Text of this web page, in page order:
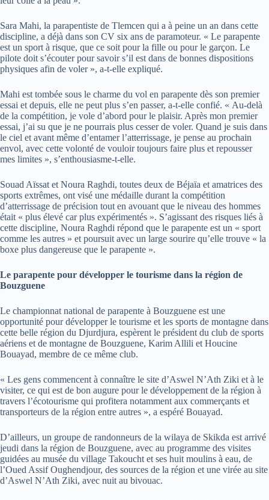
Sara Mahi, la parapentiste de Tlemcen qui a à peine un an dans cette
discipline, a déjà dans son CV six ans de paramoteur. « Le parapente
est un sport à risque, que ce soit pour la fille ou pour le garçon. Le
pilote doit s’écouter pour savoir s’il est dans de bonnes dispositions
physiques afin de voler », a-t-elle expliqué.
Mahi est tombée sous le charme du vol en parapente dès son premier
essai et depuis, elle ne peut plus s’en passer, a-t-elle confié. « Au-delà
de la compétition, je vole d’abord pour le plaisir. Après mon premier
essai, j’ai su que je ne pourrais plus cesser de voler. Quand je suis dans
le ciel et avant même d’entamer l’atterrissage, je pense au prochain
envol, avec cette volonté de vouloir toujours faire plus et repousser
mes limites », s’enthousiasme-t-elle.
Souad Aïssat et Noura Raghdi, toutes deux de Béjaïa et amatrices des
sports extrêmes, ont visé une médaille durant la compétition
d’atterrissage de précision tout en avouant que le niveau des hommes
était « plus élevé car plus expérimentés ». S’agissant des risques liés à
cette discipline, Noura Raghdi répond que le parapente est un « sport
comme les autres » et poursuit avec un large sourire qu’elle trouve « la
boxe plus dangereuse que le parapente ».
Le parapente pour développer le tourisme dans la région de
Bouzguene
Le championnat national de parapente à Bouzguene est une
opportunité pour développer le tourisme et les sports de montagne dans
cette belle région du Djurdjura, espèrent le président du club de sports
aériens et de montagne de Bouzguene, Karim Allili et Houcine
Bouayad, membre de ce même club.
« Les gens commencent à connaître le site d’Aswel N’Ath Ziki et à le
visiter, ce qui est de bon augure pour le développement de la région à
travers l’écotourisme qui profitera notamment aux commerçants et
transporteurs de la région entre autres », a espéré Bouayad.
D’ailleurs, un groupe de randonneurs de la wilaya de Skikda est arrivé
jeudi dans la région de Bouzguene, avec au programme des visites
guidées au musée du village Takoucht et ses huit moulins à eau, de
l’Oued Assif Oughendjour, des sources de la région et une virée au site
d’Aswel N’Ath Ziki, avec nuit au bivouac.